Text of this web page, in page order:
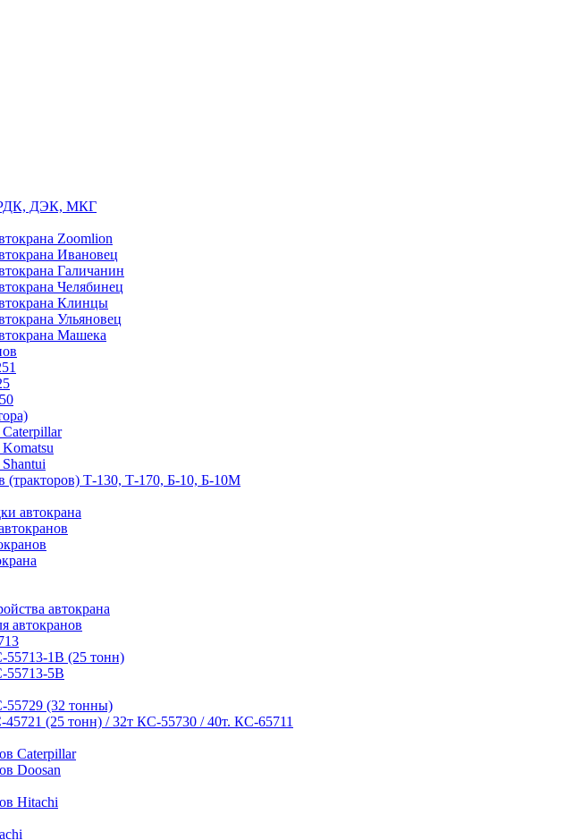
РДК, ДЭК, МКГ
Zoomlion
Ивановец
Галичанин
Челябинец
Клинцы
Ульяновец
Машека
Caterpillar
Komatsu
(тракторов) Т-130, Т-170, Б-10, Б-10М
автокрана
автокрана
автокранов
55713-1В (25 тонн)
55713-5В
55729 (32 тонны)
(25 тонн) / 32т КС-55730 / 40т. КС-65711
Caterpillar
Doosan
Hitachi